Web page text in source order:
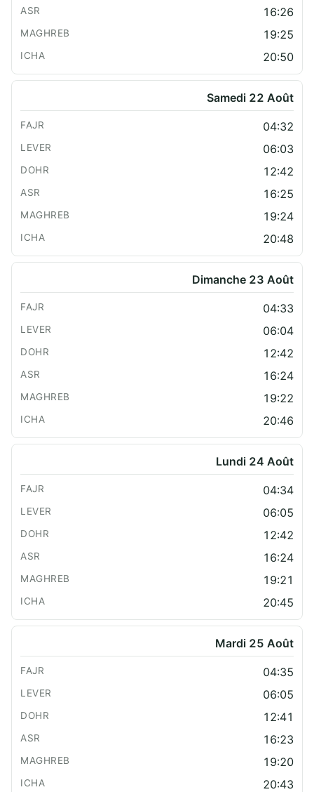
16:26
19:25
20:50
Samedi 22 Août
04:32
06:03
12:42
16:25
19:24
20:48
Dimanche 23 Août
04:33
06:04
12:42
16:24
19:22
20:46
Lundi 24 Août
04:34
06:05
12:42
16:24
19:21
20:45
Mardi 25 Août
04:35
06:05
12:41
16:23
19:20
20:43